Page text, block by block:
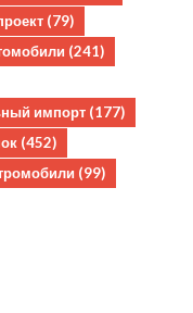
(79)
(241)
импорт (177)
(452)
(99)